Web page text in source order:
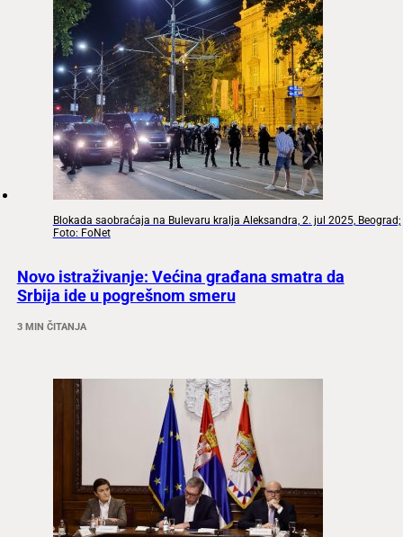
Blokada saobraćaja na Bulevaru kralja Aleksandra, 2. jul 2025, Beograd;
Foto: FoNet
Novo istraživanje: Većina građana smatra da
Srbija ide u pogrešnom smeru
3 MIN ČITANJA